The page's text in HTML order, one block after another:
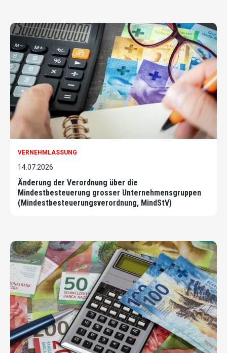
VERNEHMLASSUNG
14.07.2026
Änderung der Verordnung über die
Mindestbesteuerung grosser Unternehmensgruppen
(Mindestbesteuerungsverordnung, MindStV)